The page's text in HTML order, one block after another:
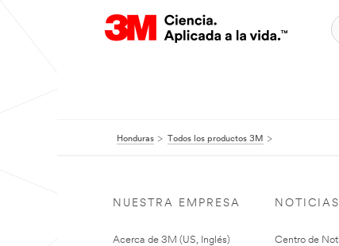
Honduras Todos los productos 3M
NUESTRA EMPRESA
Acerca de 3M (US, Inglés)
NOTICIAS
Centro de